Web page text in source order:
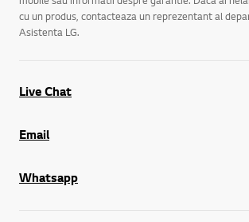
cu un produs, contacteaza un reprezentant al
Asistenta LG.
Live Chat
Email
Whatsapp